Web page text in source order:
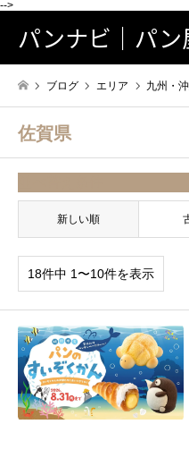
-->
パンナビ｜パ
ブログ エリア 九州・
佐賀県
新しい順
18件中 1〜10件を表示